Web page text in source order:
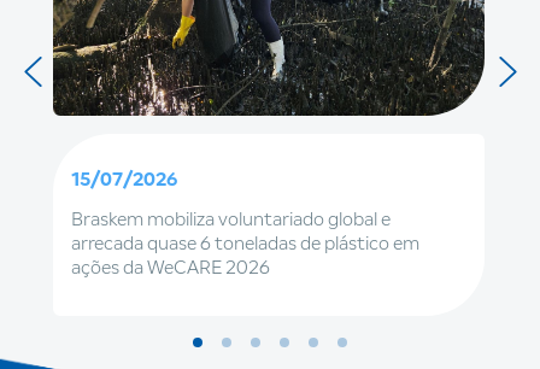
15/07/2026
Braskem mobiliza voluntariado global e
arrecada quase 6 toneladas de plástico em
ações da WeCARE 2026